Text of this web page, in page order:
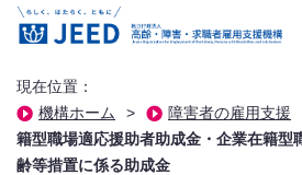
現在位置：
機構ホーム
> 障害者の雇用支援
籍型職場適応援助者助成金・企業在籍型
齢等措置に係る助成金